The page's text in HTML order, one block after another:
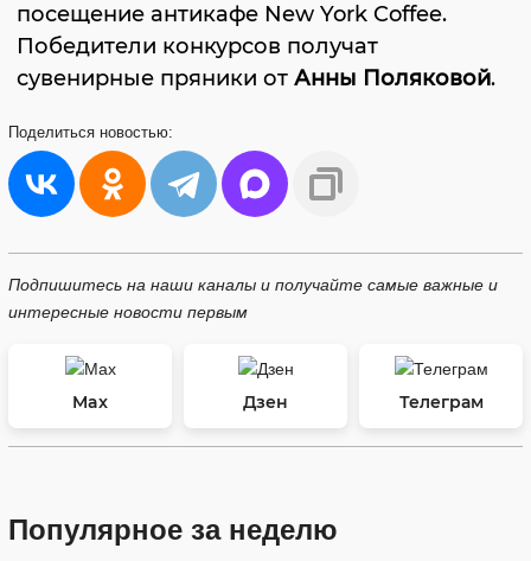
посещение антикафе New York Coffee.
Победители конкурсов получат
сувенирные пряники от Анны Поляковой.
Поделиться новостью:
Подпишитесь на наши каналы и получайте самые важные и
интересные новости первым
Max Дзен Телеграм
Популярное за неделю